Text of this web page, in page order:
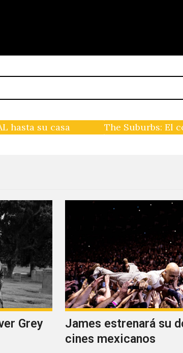
hasta su casa The Suburbs: El
Grey
James estrenará su
cines mexicanos